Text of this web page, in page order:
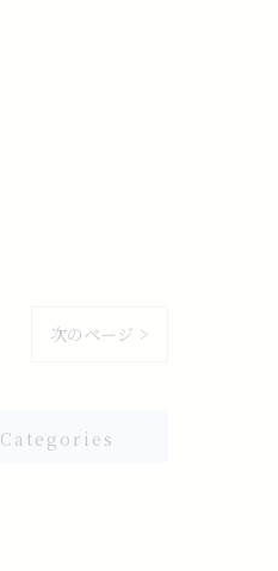
次のページ >
Categories